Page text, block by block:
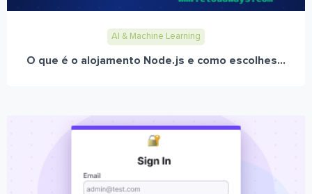
AI & Machine Learning
O que é o alojamento Node.js e como escolhes...